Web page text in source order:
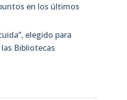
en los últimos
elegido para
Bibliotecas